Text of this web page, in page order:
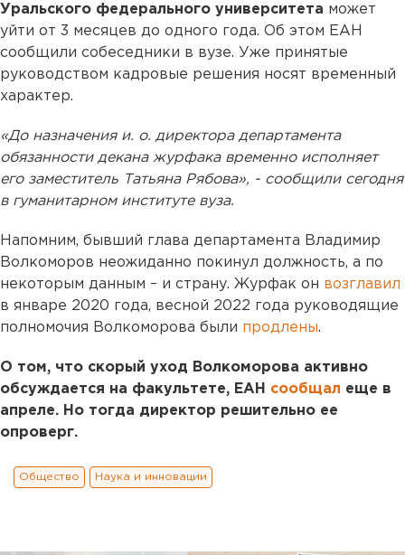
Уральского федерального университета может
уйти от 3 месяцев до одного года. Об этом ЕАН
сообщили собеседники в вузе. Уже принятые
руководством кадровые решения носят временный
характер.
«До назначения и. о. директора департамента
обязанности декана журфака временно исполняет
его заместитель Татьяна Рябова», - сообщили сегодня
в гуманитарном институте вуза.
Напомним, бывший глава департамента Владимир
Волкоморов неожиданно покинул должность, а по
некоторым данным – и страну. Журфак он возглавил
в январе 2020 года, весной 2022 года руководящие
полномочия Волкоморова были продлены.
О том, что скорый уход Волкоморова активно
обсуждается на факультете, ЕАН сообщал еще в
апреле. Но тогда директор решительно ее
опроверг.
Общество Наука и инновации